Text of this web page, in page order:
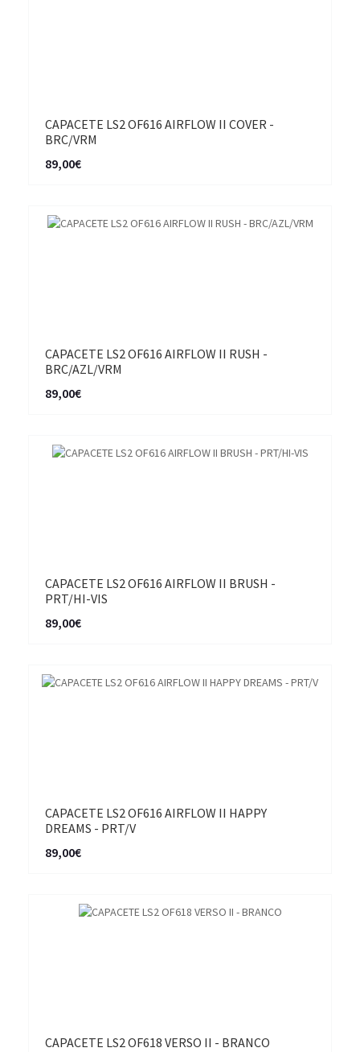
CAPACETE LS2 OF616 AIRFLOW II COVER -
BRC/VRM
89,00€
CAPACETE LS2 OF616 AIRFLOW II RUSH -
BRC/AZL/VRM
89,00€
CAPACETE LS2 OF616 AIRFLOW II BRUSH -
PRT/HI-VIS
89,00€
CAPACETE LS2 OF616 AIRFLOW II HAPPY
DREAMS - PRT/V
89,00€
CAPACETE LS2 OF618 VERSO II - BRANCO